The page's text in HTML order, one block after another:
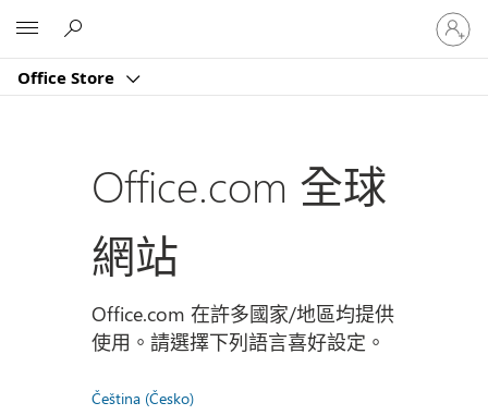
Office Store
登
入
您
Office.com 全球
網站
Office.com 在許多國家/地區均提供
使用。請選擇下列語言喜好設定。
Čeština (Česko)